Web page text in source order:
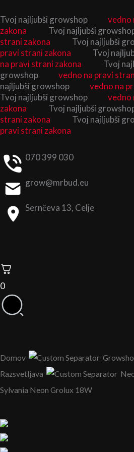
to
content
Tvoj najljubši growshop
vedno
zakona
Tvoj najljubši
strani zakona
Tvoj najljubši
pravi strani zakona
Tvoj
na pravi strani zakona
Tvoj
growshop
vedno na pravi
najljubši growshop
vedno na
Tvoj najljubši growshop
vedno
zakona
Tvoj najljubši
strani zakona
Tvoj najljubši
pravi strani zakona
070 399 030
grow@mrbud.eu
Sernčeva 13, Celje
0
Domov
Razsvetljava
Sylvania Neon Grolux 18W